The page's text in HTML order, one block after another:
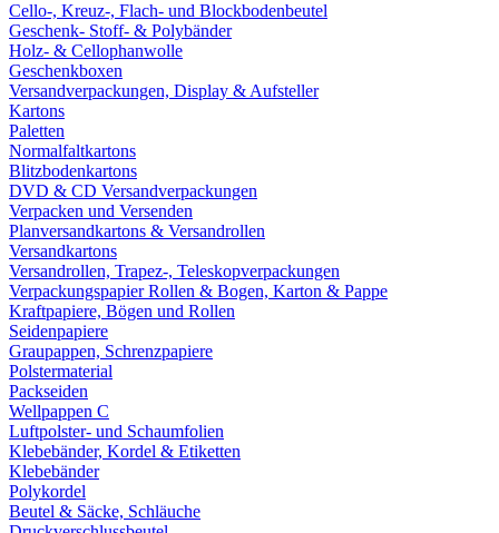
Cello-, Kreuz-, Flach- und Blockbodenbeutel
Geschenk- Stoff- & Polybänder
Holz- & Cellophanwolle
Geschenkboxen
Versandverpackungen, Display & Aufsteller
Kartons
Paletten
Normalfaltkartons
Blitzbodenkartons
DVD & CD Versandverpackungen
Verpacken und Versenden
Planversandkartons & Versandrollen
Versandkartons
Versandrollen, Trapez-, Teleskopverpackungen
Verpackungspapier Rollen & Bogen, Karton & Pappe
Kraftpapiere, Bögen und Rollen
Seidenpapiere
Graupappen, Schrenzpapiere
Polstermaterial
Packseiden
Wellpappen C
Luftpolster- und Schaumfolien
Klebebänder, Kordel & Etiketten
Klebebänder
Polykordel
Beutel & Säcke, Schläuche